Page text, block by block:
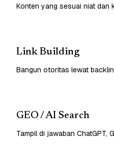
Konten yang sesuai niat dan
Link Building
Bangun otoritas lewat
GEO / AI Search
Tampil di jawaban ChatGPT,